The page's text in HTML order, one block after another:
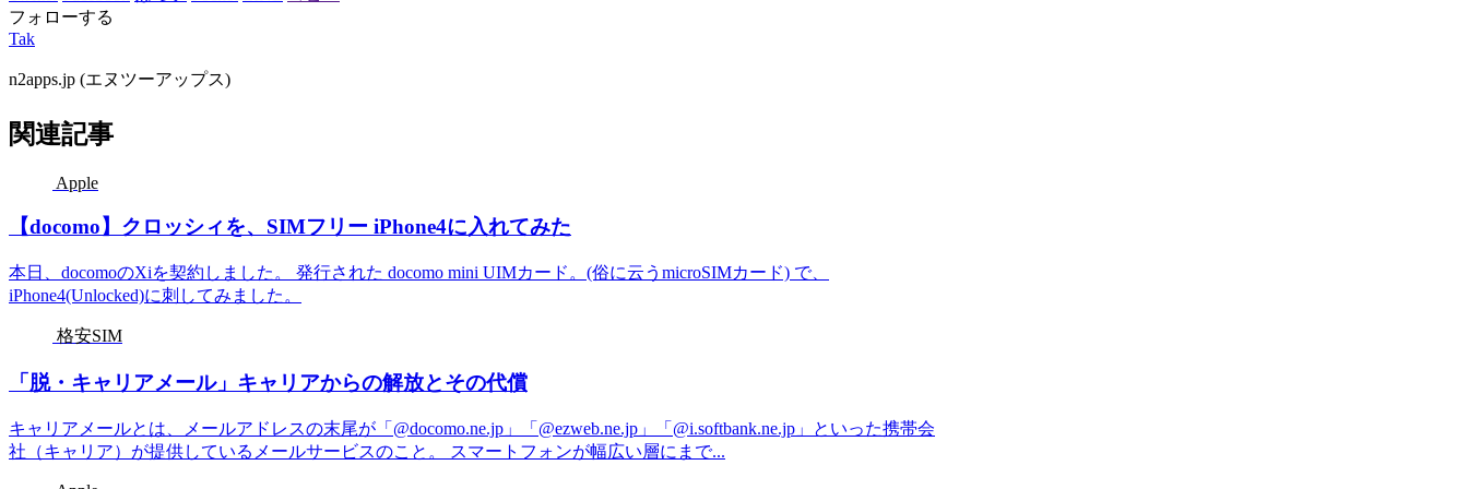
フォローする
Tak
n2apps.jp (エヌツーアップス)
関連記事
Apple
【docomo】クロッシィを、SIMフリー iPhone4に入れてみた
本日、docomoのXiを契約しました。 発行された docomo mini UIMカード。(俗に云うmicroSIMカード) で、
iPhone4(Unlocked)に刺してみました。
格安SIM
「脱・キャリアメール」キャリアからの解放とその代償
キャリアメールとは、メールアドレスの末尾が「@docomo.ne.jp」「@ezweb.ne.jp」「@i.softbank.ne.jp」といった携帯会
社（キャリア）が提供しているメールサービスのこと。 スマートフォンが幅広い層にまで...